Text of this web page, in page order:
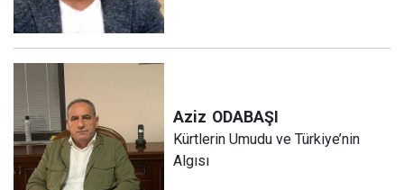
Aziz ODABAŞI
Kürtlerin Umudu ve Türkiye’nin
Algısı